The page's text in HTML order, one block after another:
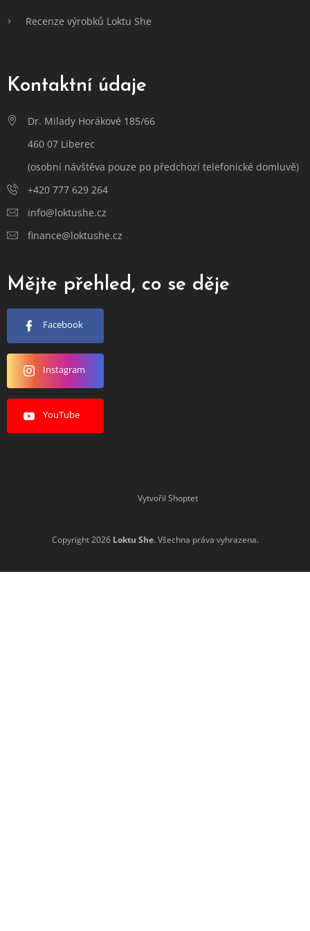
Recenze výrobků Loktu She
Kontaktní údaje
Dr. Milady Horákové 185/66
460 07 Liberec
(osobní návštěva pouze po předchozí telefonické domluvě)
+420 777 629 264
info@loktushe.cz
finance@loktushe.cz
Mějte přehled, co se děje
Facebook
Instagram
YouTube
Vytvořil Shoptet
Copyright 2026 Loktu She. Všechna práva vyhrazena.